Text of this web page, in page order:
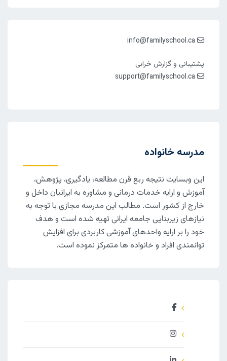
info@familyschool.ca
پشتیبانی و گزارش خرابی
support@familyschool.ca
مدرسه خانواده
این وبسایت نتیجه ربع قرن مطالعه، یادگیری، پژوهش،
آموزش و ارایه خدمات درمانی و مشاوره به ایرانیان داخل و
خارج از کشور است. مطالب این مدرسه مجازی با توجه به
نیازهای زیربنایی جامعه ایرانی تهیه شده است و هدف
خود را بر ارایه واحدهای آموزشی کاربردی برای افزایش
توانمندی افراد و خانواده ها متمرکز نموده است.